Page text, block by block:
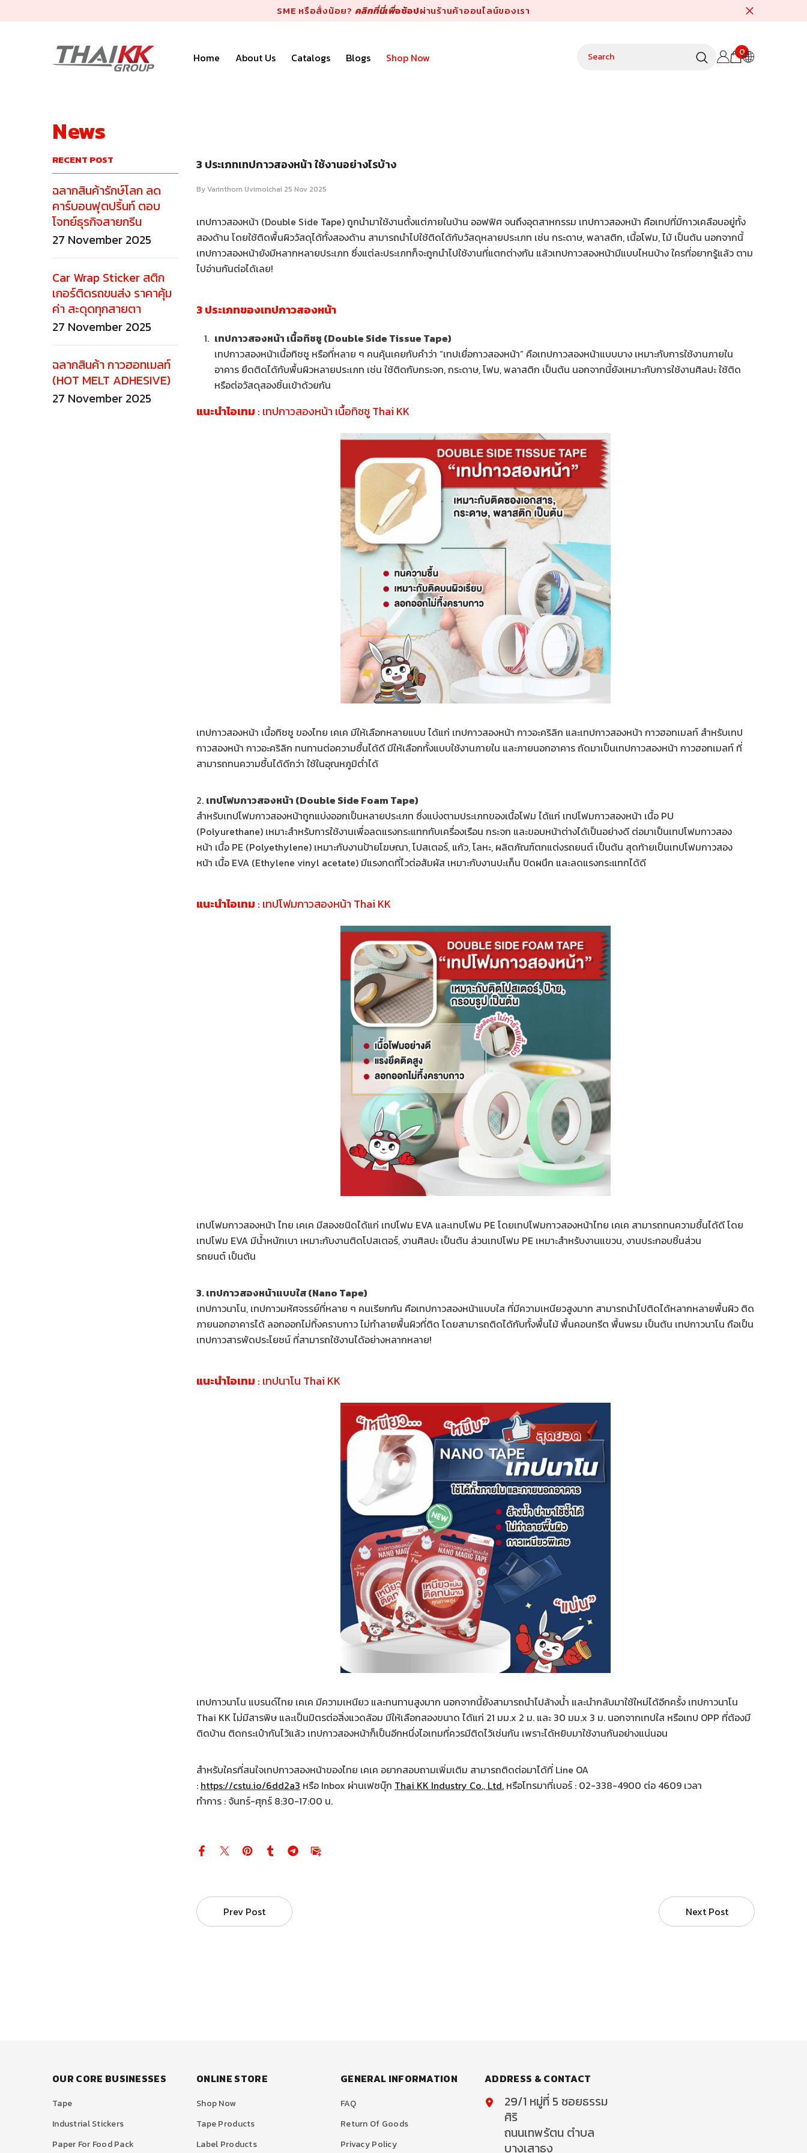
SME หรือสั่งน้อย? คลิกที่นี่เพื่อช้อปผ่านร้านค้าออนไลน์ของเรา
Home About Us Catalogs Blogs Shop Now 00
items
News
RECENT POST
ฉลากสินค้ารักษ์โลก ลด
คาร์บอนฟุตปริ้นท์ ตอบ
โจทย์ธุรกิจสายกรีน
27 November 2025
Car Wrap Sticker สติก
เกอร์ติดรถขนส่ง ราคาคุ้ม
ค่า สะดุดทุกสายตา
27 November 2025
ฉลากสินค้า กาวฮอทเมลท์
(HOT MELT ADHESIVE)
27 November 2025
3 ประเภทเทปกาวสองหน้า ใช้งานอย่างไรบ้าง
ByVarinthorn Uvimolchai 25 Nov 2025
เทปกาวสองหน้า (Double Side Tape) ถูกนำมาใช้งานตั้งแต่ภายในบ้าน ออฟฟิศ จนถึงอุตสาหกรรม เทปกาวสองหน้า คือเทปที่มีกาวเคลือบอยู่ทั้ง
สองด้าน โดยใช้ติดพื้นผิววัสดุได้ทั้งสองด้าน สามารถนำไปใช้ติดได้กับวัสดุหลายประเภท เช่น กระดาษ, พลาสติก, เนื้อโฟม, ไม้ เป็นต้น นอกจากนี้
เทปกาวสองหน้ายังมีหลากหลายประเภท ซึ่งแต่ละประเภทก็จะถูกนำไปใช้งานที่แตกต่างกัน แล้วเทปกาวสองหน้ามีแบบไหนบ้าง ใครที่อยากรู้แล้ว ตาม
ไปอ่านกันต่อได้เลย!
3 ประเภทของเทปกาวสองหน้า
เทปกาวสองหน้า เนื้อทิชชู (Double Side Tissue Tape)
เทปกาวสองหน้าเนื้อทิชชู หรือที่หลาย ๆ คนคุ้นเคยกับคำว่า “เทปเยื่อกาวสองหน้า” คือเทปกาวสองหน้าแบบบาง เหมาะกับการใช้งานภายใน
อาคาร ยึดติดได้กับพื้นผิวหลายประเภท เช่น ใช้ติดกับกระจก, กระดาษ, โฟม, พลาสติก เป็นต้น นอกจากนี้ยังเหมาะกับการใช้งานศิลปะ ใช้ติด
หรือต่อวัสดุสองชิ้นเข้าด้วยกัน
แนะนำไอเทม : เทปกาวสองหน้า เนื้อทิชชู Thai KK
เทปกาวสองหน้า เนื้อทิชชู ของไทย เคเค มีให้เลือกหลายแบบ ได้แก่ เทปกาวสองหน้า กาวอะคริลิก และเทปกาวสองหน้า กาวฮอทเมลท์ สำหรับเทป
กาวสองหน้า กาวอะคริลิก ทนทานต่อความชื้นได้ดี มีให้เลือกทั้งแบบใช้งานภายใน และภายนอกอาคาร ถัดมาเป็นเทปกาวสองหน้า กาวฮอทเมลท์ ที่
สามารถทนความชื้นได้ดีกว่า ใช้ในอุณหภูมิต่ำได้
2. เทปโฟมกาวสองหน้า (Double Side Foam Tape)
สำหรับเทปโฟมกาวสองหน้าถูกแบ่งออกเป็นหลายประเภท ซึ่งแบ่งตามประเภทของเนื้อโฟม ได้แก่ เทปโฟมกาวสองหน้า เนื้อ PU
(Polyurethane) เหมาะสำหรับการใช้งานเพื่อลดแรงกระแทกกับเครื่องเรือน กระจก และขอบหน้าต่างได้เป็นอย่างดี ต่อมาเป็นเทปโฟมกาวสอง
หน้า เนื้อ PE (Polyethylene) เหมาะกับงานป้ายโฆษณา, โปสเตอร์, แก้ว, โลหะ, ผลิตภัณฑ์ตกแต่งรถยนต์ เป็นต้น สุดท้ายเป็นเทปโฟมกาวสอง
หน้า เนื้อ EVA (Ethylene vinyl acetate) มีแรงกดที่ไวต่อสัมผัส เหมาะกับงานปะเก็น ปิดผนึก และลดแรงกระแทกได้ดี
แนะนำไอเทม : เทปโฟมกาวสองหน้า Thai KK
เทปโฟมกาวสองหน้า ไทย เคเค มีสองชนิดได้แก่ เทปโฟม EVA และเทปโฟม PE โดยเทปโฟมกาวสองหน้าไทย เคเค สามารถทนความชื้นได้ดี โดย
เทปโฟม EVA มีน้ำหนักเบา เหมาะกับงานติดโปสเตอร์, งานศิลปะ เป็นต้น ส่วนเทปโฟม PE เหมาะสำหรับงานแขวน, งานประกอบชิ้นส่วน
รถยนต์ เป็นต้น
3. เทปกาวสองหน้าแบบใส (Nano Tape)
เทปกาวนาโน, เทปกาวมหัศจรรย์ที่หลาย ๆ คนเรียกกัน คือเทปกาวสองหน้าแบบใส ที่มีความเหนียวสูงมาก สามารถนำไปติดได้หลากหลายพื้นผิว ติด
ภายนอกอาคารได้ ลอกออกไม่ทิ้งคราบกาว ไม่ทำลายพื้นผิวที่ติด โดยสามารถติดได้กับทั้งพื้นไม้ พื้นคอนกรีต พื้นพรม เป็นต้น เทปกาวนาโน ถือเป็น
เทปกาวสารพัดประโยชน์ ที่สามารถใช้งานได้อย่างหลากหลาย!
แนะนำไอเทม : เทปนาโน Thai KK
เทปกาวนาโน แบรนด์ไทย เคเค มีความเหนียว และทนทานสูงมาก นอกจากนี้ยังสามารถนำไปล้างน้ำ และนำกลับมาใช้ใหม่ได้อีกครั้ง เทปกาวนาโน
Thai KK ไม่มีสารพิษ และเป็นมิตรต่อสิ่งแวดล้อม มีให้เลือกสองขนาด ได้แก่ 21 มม.x 2 ม. และ 30 มม.x 3 ม. นอกจากเทปใส หรือเทป OPP ที่ต้องมี
ติดบ้าน ติดกระเป๋ากันไว้แล้ว เทปกาวสองหน้าก็เป็นอีกหนึ่งไอเทมที่ควรมีติดไว้เช่นกัน เพราะได้หยิบมาใช้งานกันอย่างแน่นอน
สำหรับใครที่สนใจเทปกาวสองหน้าของไทย เคเค อยากสอบถามเพิ่มเติม สามารถติดต่อมาได้ที่ Line OA
: https://cstu.io/6dd2a3 หรือ Inbox ผ่านเฟซบุ๊ก Thai KK Industry Co., Ltd. หรือโทรมาที่เบอร์ : 02-338-4900 ต่อ 4609 เวลา
ทำการ : จันทร์-ศุกร์ 8:30-17:00 น.
Prev Post Next Post
OUR CORE BUSINESSES
Tape
Industrial Stickers
Paper For Food Pack
ONLINE STORE
Shop Now
Tape Products
Label Products
GENERAL INFORMATION
FAQ
Return Of Goods
Privacy Policy
ADDRESS & CONTACT
29/1 หมู่ที่ 5 ซอยธรรม
ศิริ
ถนนเทพรัตน ตำบล
บางเสาธง